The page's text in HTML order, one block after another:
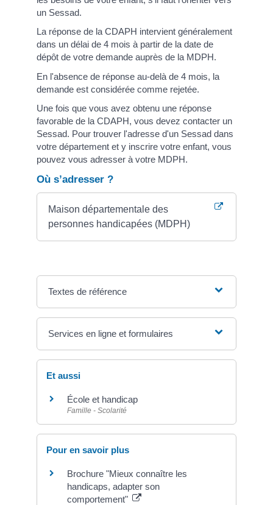
un Sessad.
La réponse de la CDAPH intervient généralement
dans un délai de 4 mois à partir de la date de
dépôt de votre demande auprès de la MDPH.
En l'absence de réponse au-delà de 4 mois, la
demande est considérée comme rejetée.
Une fois que vous avez obtenu une réponse
favorable de la CDAPH, vous devez contacter un
Sessad. Pour trouver l'adresse d'un Sessad dans
votre département et y inscrire votre enfant, vous
pouvez vous adresser à votre MDPH.
Où s’adresser ?
Maison départementale des
personnes handicapées (MDPH)
Textes de référence
Services en ligne et formulaires
Et aussi
École et handicap
Famille - Scolarité
Pour en savoir plus
Brochure "Mieux connaître les
handicaps, adapter son
comportement"